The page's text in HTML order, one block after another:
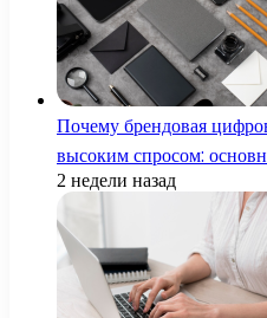
Почему брендовая
высоким спросом:
2 недели назад